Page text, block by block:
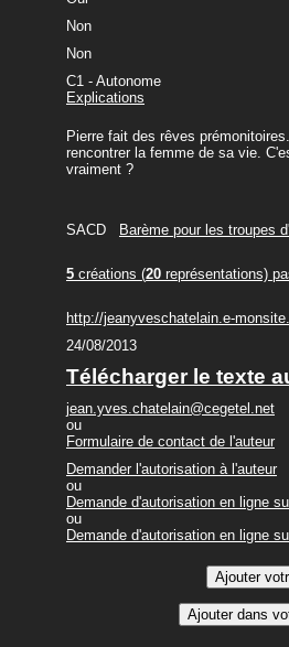
Non
Non
C1 - Autonome
Explications
Pierre fait des rêves
rencontrer la femme de sa vie.
vraiment ?
SACD Barème pour les troupes
5 créations (20 représentations)
http://jeanyveschatelain.e-
24/08/2013
Télécharger le texte
jean.yves.chatelain@cegetel.net
ou
Formulaire de contact de l'auteur
Demander l'autorisation à l'auteur
ou
Demande d'autorisation en ligne
ou
Demande d'autorisation en ligne